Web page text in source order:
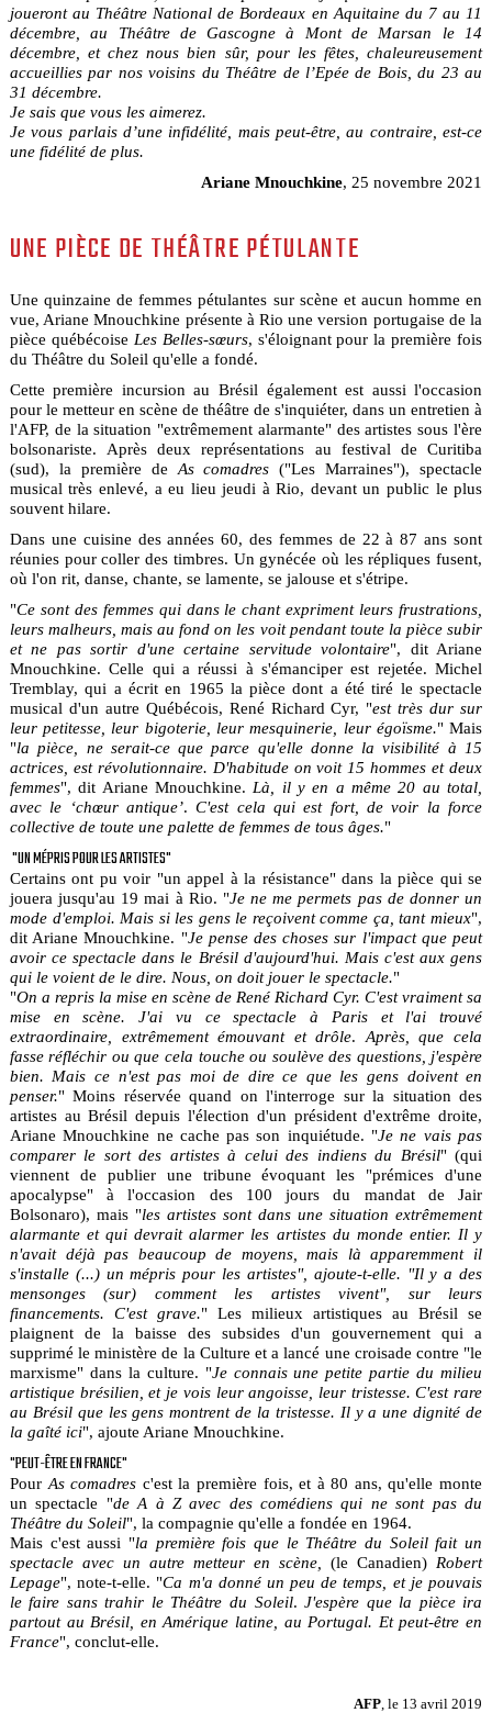
joueront au Théâtre National de Bordeaux en Aquitaine du 7 au 11
décembre, au Théâtre de Gascogne à Mont de Marsan le 14
décembre, et chez nous bien sûr, pour les fêtes, chaleureusement
accueillies par nos voisins du Théâtre de l’Epée de Bois, du 23 au
31 décembre.
Je sais que vous les aimerez.
Je vous parlais d’une infidélité, mais peut-être, au contraire, est-ce
une fidélité de plus.
Ariane Mnouchkine, 25 novembre 2021
UNE PIÈCE DE THÉÂTRE PÉTULANTE
Une quinzaine de femmes pétulantes sur scène et aucun homme en
vue, Ariane Mnouchkine présente à Rio une version portugaise de la
pièce québécoise Les Belles-sœurs, s'éloignant pour la première fois
du Théâtre du Soleil qu'elle a fondé.
Cette première incursion au Brésil également est aussi l'occasion
pour le metteur en scène de théâtre de s'inquiéter, dans un entretien à
l'AFP, de la situation "extrêmement alarmante" des artistes sous l'ère
bolsonariste. Après deux représentations au festival de Curitiba
(sud), la première de As comadres ("Les Marraines"), spectacle
musical très enlevé, a eu lieu jeudi à Rio, devant un public le plus
souvent hilare.
Dans une cuisine des années 60, des femmes de 22 à 87 ans sont
réunies pour coller des timbres. Un gynécée où les répliques fusent,
où l'on rit, danse, chante, se lamente, se jalouse et s'étripe.
"Ce sont des femmes qui dans le chant expriment leurs frustrations,
leurs malheurs, mais au fond on les voit pendant toute la pièce subir
et ne pas sortir d'une certaine servitude volontaire", dit Ariane
Mnouchkine. Celle qui a réussi à s'émanciper est rejetée. Michel
Tremblay, qui a écrit en 1965 la pièce dont a été tiré le spectacle
musical d'un autre Québécois, René Richard Cyr, "est très dur sur
leur petitesse, leur bigoterie, leur mesquinerie, leur égoïsme." Mais
"la pièce, ne serait-ce que parce qu'elle donne la visibilité à 15
actrices, est révolutionnaire. D'habitude on voit 15 hommes et deux
femmes", dit Ariane Mnouchkine. Là, il y en a même 20 au total,
avec le ‘chœur antique’.C'est cela qui est fort, de voir la force
collective de toute une palette de femmes de tous âges."
"UN MÉPRIS POUR LES ARTISTES"
Certains ont pu voir "un appel à la résistance" dans la pièce qui se
jouera jusqu'au 19 mai à Rio. "Je ne me permets pas de donner un
mode d'emploi. Mais si les gens le reçoivent comme ça, tant mieux",
dit Ariane Mnouchkine. "Je pense des choses sur l'impact que peut
avoir ce spectacle dans le Brésil d'aujourd'hui. Mais c'est aux gens
qui le voient de le dire. Nous, on doit jouer le spectacle."
"On a repris la mise en scène de René Richard Cyr. C'est vraiment sa
mise en scène. J'ai vu ce spectacle à Paris et l'ai trouvé
extraordinaire, extrêmement émouvant et drôle. Après, que cela
fasse réfléchir ou que cela touche ou soulève des questions, j'espère
bien. Mais ce n'est pas moi de dire ce que les gens doivent en
penser." Moins réservée quand on l'interroge sur la situation des
artistes au Brésil depuis l'élection d'un président d'extrême droite,
Ariane Mnouchkine ne cache pas son inquiétude. "Je ne vais pas
comparer le sort des artistes à celui des indiens du Brésil" (qui
viennent de publier une tribune évoquant les "prémices d'une
apocalypse" à l'occasion des 100 jours du mandat de Jair
Bolsonaro), mais "les artistes sont dans une situation extrêmement
alarmante et qui devrait alarmer les artistes du monde entier. Il y
n'avait déjà pas beaucoup de moyens, mais là apparemment il
s'installe (...) un mépris pour les artistes", ajoute-t-elle. "Il y a des
mensonges (sur) comment les artistes vivent", sur leurs
financements. C'est grave." Les milieux artistiques au Brésil se
plaignent de la baisse des subsides d'un gouvernement qui a
supprimé le ministère de la Culture et a lancé une croisade contre "le
marxisme" dans la culture. "Je connais une petite partie du milieu
artistique brésilien, et je vois leur angoisse, leur tristesse. C'est rare
au Brésil que les gens montrent de la tristesse. Il y a une dignité de
la gaîté ici", ajoute Ariane Mnouchkine.
"PEUT-ÊTRE EN FRANCE"
Pour As comadres c'est la première fois, et à 80 ans, qu'elle monte
un spectacle "de A à Z avec des comédiens qui ne sont pas du
Théâtre du Soleil", la compagnie qu'elle a fondée en 1964.
Mais c'est aussi "la première fois que le Théâtre du Soleil fait un
spectacle avec un autre metteur en scène,
(le Canadien) Robert
Lepage", note-t-elle. "Ca m'a donné un peu de temps, et je pouvais
le faire sans trahir le Théâtre du Soleil.J'espère que la pièce ira
partout au Brésil, en Amérique latine, au Portugal. Et peut-être en
France", conclut-elle.
AFP, le 13 avril 2019